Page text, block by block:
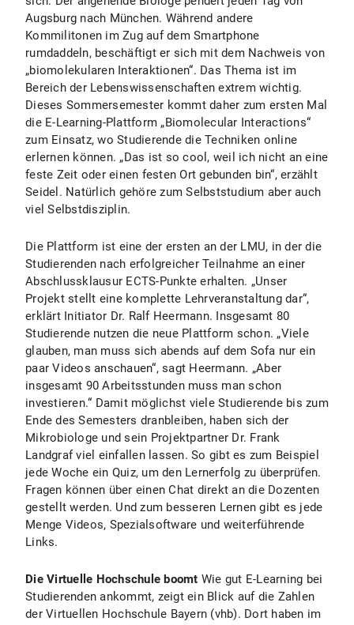
Augsburg nach München. Während andere
Kommilitonen im Zug auf dem Smartphone
rumdaddeln, beschäftigt er sich mit dem Nachweis von
„biomolekularen Interaktionen“. Das Thema ist im
Bereich der Lebenswissenschaften extrem wichtig.
Dieses Sommersemester kommt daher zum ersten Mal
die E-Learning-Plattform „Biomolecular Interactions“
zum Einsatz, wo Studierende die Techniken online
erlernen können. „Das ist so cool, weil ich nicht an eine
feste Zeit oder einen festen Ort gebunden bin“, erzählt
Seidel. Natürlich gehöre zum Selbststudium aber auch
viel Selbstdisziplin.
Die Plattform ist eine der ersten an der LMU, in der die
Studierenden nach erfolgreicher Teilnahme an einer
Abschlussklausur ECTS-Punkte erhalten. „Unser
Projekt stellt eine komplette Lehrveranstaltung dar“,
erklärt Initiator Dr. Ralf Heermann. Insgesamt 80
Studierende nutzen die neue Plattform schon. „Viele
glauben, man muss sich abends auf dem Sofa nur ein
paar Videos anschauen“, sagt Heermann. „Aber
insgesamt 90 Arbeitsstunden muss man schon
investieren.“ Damit möglichst viele Studierende bis zum
Ende des Semesters dranbleiben, haben sich der
Mikrobiologe und sein Projektpartner Dr. Frank
Landgraf viel einfallen lassen. So gibt es zum Beispiel
jede Woche ein Quiz, um den Lernerfolg zu überprüfen.
Fragen können über einen Chat direkt an die Dozenten
gestellt werden. Und zum besseren Lernen gibt es jede
Menge Videos, Spezialsoftware und weiterführende
Links.
Die Virtuelle Hochschule boomt Wie gut E-Learning bei
Studierenden ankommt, zeigt ein Blick auf die Zahlen
der Virtuellen Hochschule Bayern (vhb). Dort haben im